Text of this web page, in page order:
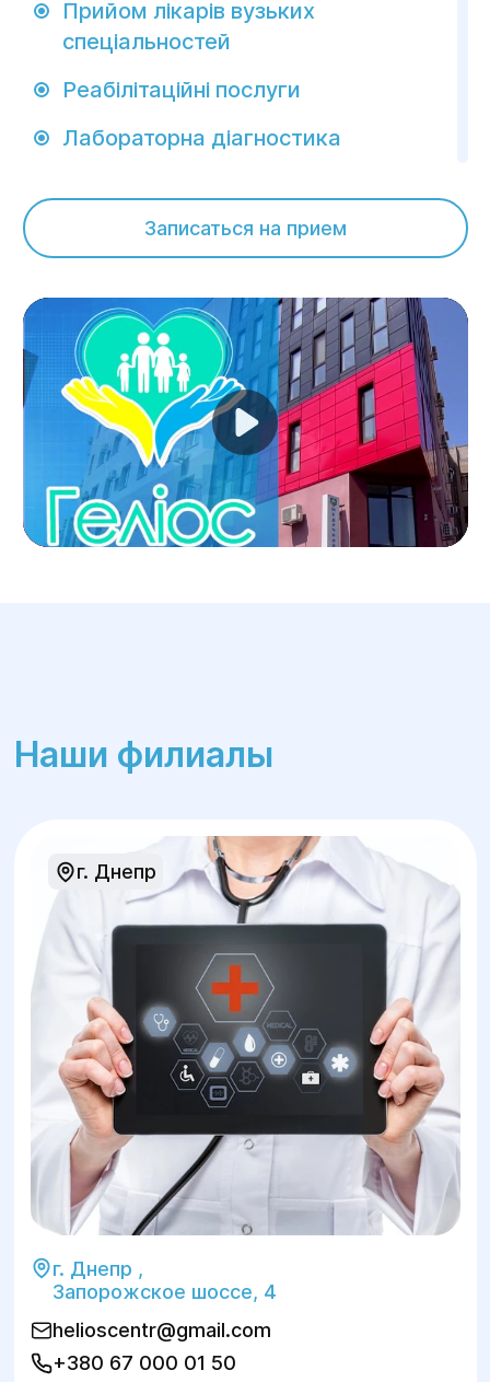
Прийом лікарів вузьких
спеціальностей
Реабілітаційні послуги
Лабораторна діагностика
ЕКГ і ЕхоКГ
лікування
Спостереження і лікування всієї
родини у сімейного лікаря,
висновок декларації
Прийом лікарів вузьких
спеціальностей
Реабілітаційні послуги
Записаться на прием
Play
Наши филиалы
г. Днепр
г. Днепр ,
Запорожское шоссе, 4
helioscentr@gmail.com
+380 67 000 01 50